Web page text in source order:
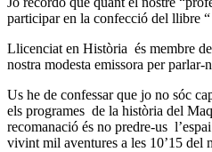
participar en la confecció del llibre “
Llicenciat en Història és membre
nostra modesta emissora per
Us he de confessar que jo no sóc
els programes de la història del
recomanació és no predre-us
vivint mil aventures a les 10’15 del